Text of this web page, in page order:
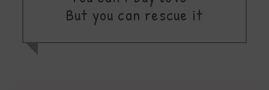
But you can rescue it